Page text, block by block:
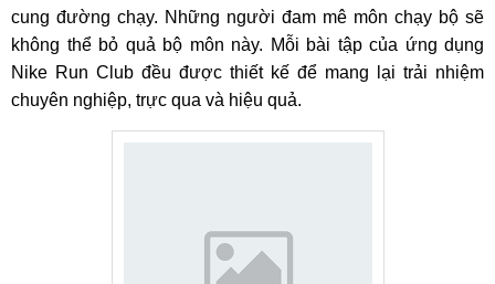
cung đường chạy. Những người đam mê môn chạy bộ sẽ
không thể bỏ quả bộ môn này. Mỗi bài tập của ứng dụng
Nike Run Club đều được thiết kế để mang lại trải nhiệm
chuyên nghiệp, trực qua và hiệu quả.